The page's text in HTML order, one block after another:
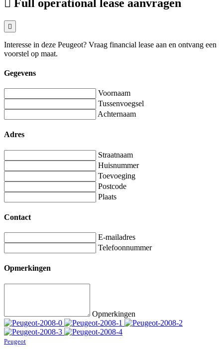
Full operational lease aanvragen
Interesse in deze Peugeot? Vraag financial lease aan en ontvang een
voorstel op maat.
Gegevens
Voornaam
Tussenvoegsel
Achternaam
Adres
Straatnaam
Huisnummer
Toevoeging
Postcode
Plaats
Contact
E-mailadres
Telefoonnummer
Opmerkingen
Opmerkingen
Peugeot